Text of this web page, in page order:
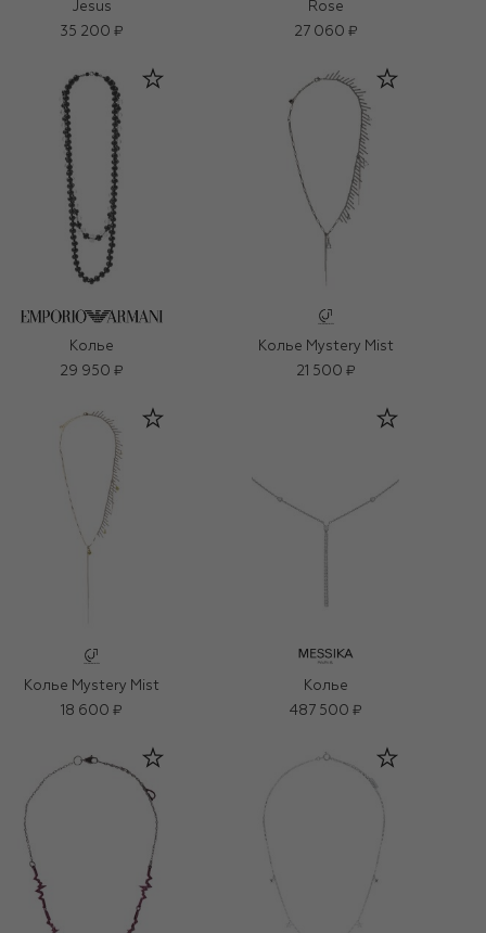
Jesus
35 200 ₽
Rose
27 060 ₽
Колье
29 950 ₽
Колье Mystery Mist
21 500 ₽
Колье Mystery Mist
18 600 ₽
Колье
487 500 ₽